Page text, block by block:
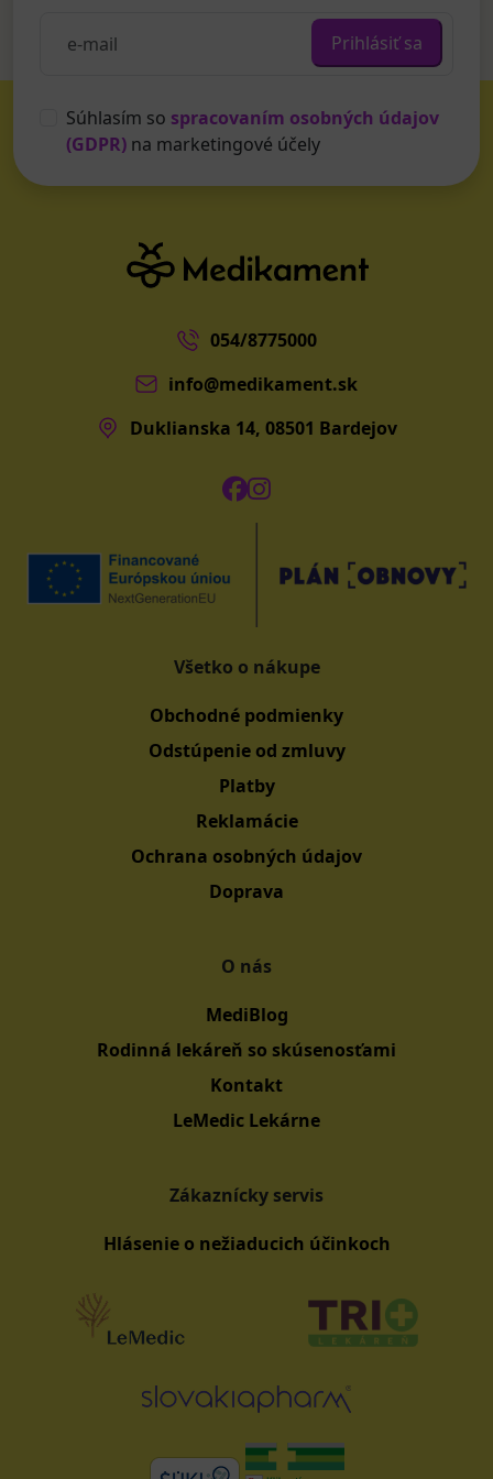
Prihlásiť sa
Súhlasím so spracovaním osobných údajov
(GDPR) na marketingové účely
054/8775000
info@medikament.sk
Duklianska 14, 08501 Bardejov
Všetko o nákupe
Obchodné podmienky
Odstúpenie od zmluvy
Platby
Reklamácie
Ochrana osobných údajov
Doprava
O nás
MediBlog
Rodinná lekáreň so skúsenosťami
Kontakt
LeMedic Lekárne
Zákaznícky servis
Hlásenie o nežiaducich účinkoch